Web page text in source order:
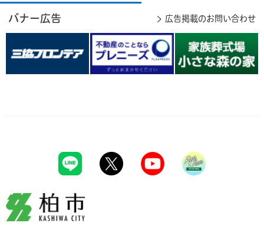
バナー広告 広告掲載のお問い合わせ
柏市